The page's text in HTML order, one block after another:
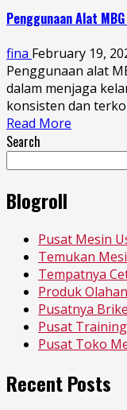
Penggunaan Alat
fina February 19,
Penggunaan alat
dalam menjaga
konsisten dan
Read More
Search
Blogroll
Pusat Mesin
Temukan
Tempatnya
Produk
Pusatnya
Pusat
Pusat Toko
Recent Posts